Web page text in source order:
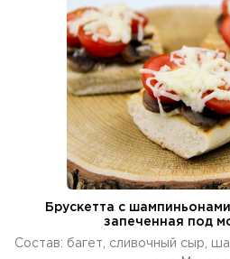
Брускетта с
запеченная под
Состав: багет, сливочный сыр,